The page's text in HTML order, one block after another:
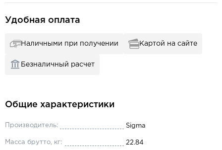
Удобная оплата
Наличными при получении Картой на сайте
Безналичный расчет
Общие характеристики
Производитель: Sigma
Масса брутто, кг: 22.84